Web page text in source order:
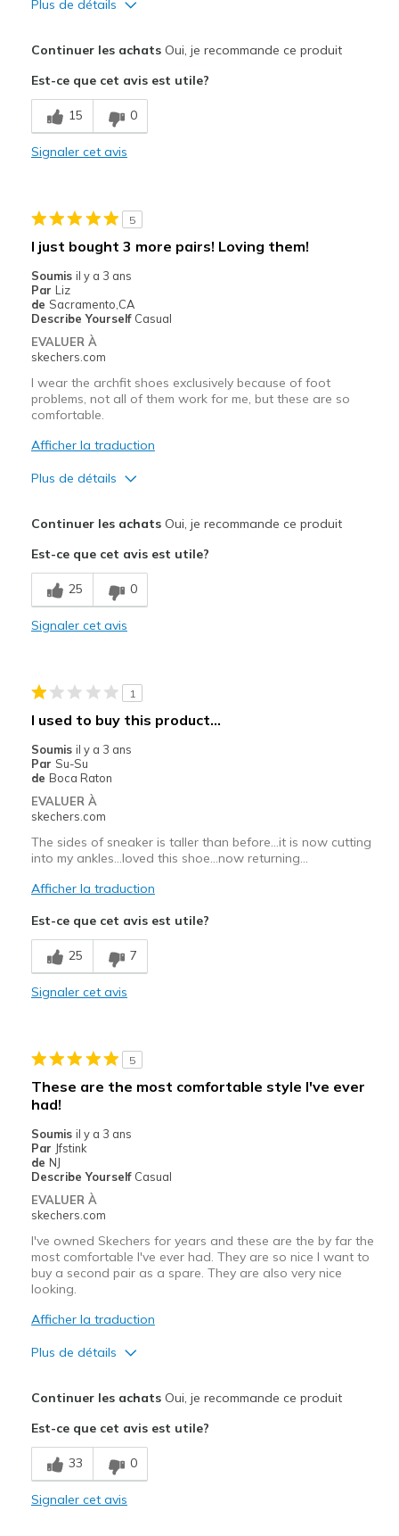
Plus de détails
Comfortable
Stylish
Travel
Width
Sizing
View On Shoes
Shoes are for Wearing
Continuer les achatsOui, je recommande ce produit
Est-ce que cet avis est utile?
15 0
Signaler cet avis
5
I just bought 3 more pairs! Loving them!
Soumis il y a 3 ans
Par Liz
de Sacramento,CA
Describe Yourself Casual
EVALUER À
skechers.com
I wear the archfit shoes exclusively because of foot
problems, not all of them work for me, but these are so
comfortable.
Afficher la traduction
Plus de détails
Comfortable
Durable
Feels half size too small
View On Shoes
Continuer les achatsOui, je recommande ce produit
Est-ce que cet avis est utile?
25 0
Signaler cet avis
1
I used to buy this product...
Soumis il y a 3 ans
Par Su-Su
de Boca Raton
EVALUER À
skechers.com
The sides of sneaker is taller than before...it is now cutting
into my ankles...loved this shoe...now returning...
Afficher la traduction
Est-ce que cet avis est utile?
25 7
Signaler cet avis
5
These are the most comfortable style I've ever
had!
Soumis il y a 3 ans
Par Jfstink
de NJ
Describe Yourself Casual
EVALUER À
skechers.com
I've owned Skechers for years and these are the by far the
most comfortable I've ever had. They are so nice I want to
buy a second pair as a spare. They are also very nice
looking.
Afficher la traduction
Plus de détails
Comfortable
Stylish
Continuer les achatsOui, je recommande ce produit
Est-ce que cet avis est utile?
33 0
Signaler cet avis